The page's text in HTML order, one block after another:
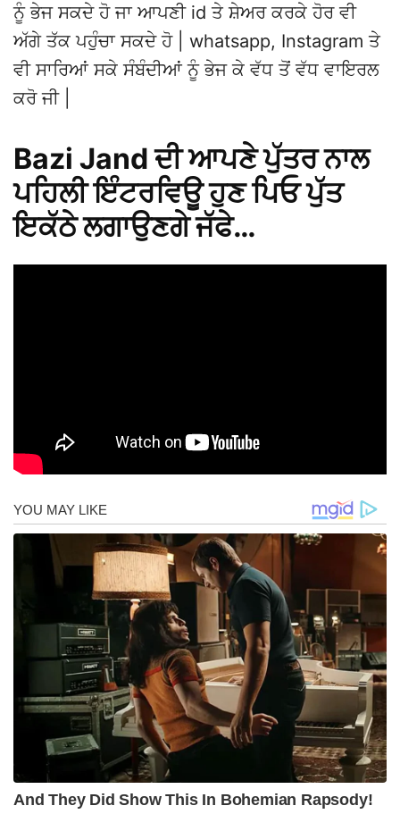
ਨੂੰ ਭੇਜ ਸਕਦੇ ਹੋ ਜਾ ਆਪਣੀ id ਤੇ ਸ਼ੇਅਰ ਕਰਕੇ ਹੋਰ ਵੀ
ਅੱਗੇ ਤੱਕ ਪਹੁੰਚਾ ਸਕਦੇ ਹੋ | whatsapp, Instagram ਤੇ
ਵੀ ਸਾਰਿਆਂ ਸਕੇ ਸੰਬੰਦੀਆਂ ਨੂੰ ਭੇਜ ਕੇ ਵੱਧ ਤੋਂ ਵੱਧ ਵਾਇਰਲ
ਕਰੋ ਜੀ |
Bazi Jand ਦੀ ਆਪਣੇ ਪੁੱਤਰ ਨਾਲ
ਪਹਿਲੀ ਇੰਟਰਵਿਊ ਹੁਣ ਪਿਓ ਪੁੱਤ
ਇਕੱਠੇ ਲਗਾਉਣਗੇ ਜੱਫੇ…